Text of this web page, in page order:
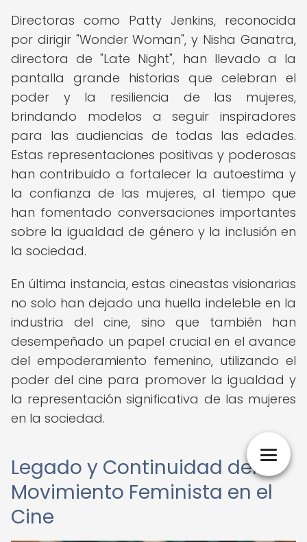
Directoras como Patty Jenkins, reconocida
por dirigir "Wonder Woman", y Nisha Ganatra,
directora de "Late Night", han llevado a la
pantalla grande historias que celebran el
poder y la resiliencia de las mujeres,
brindando modelos a seguir inspiradores
para las audiencias de todas las edades.
Estas representaciones positivas y poderosas
han contribuido a fortalecer la autoestima y
la confianza de las mujeres, al tiempo que
han fomentado conversaciones importantes
sobre la igualdad de género y la inclusión en
la sociedad.
En última instancia, estas cineastas visionarias
no solo han dejado una huella indeleble en la
industria del cine, sino que también han
desempeñado un papel crucial en el avance
del empoderamiento femenino, utilizando el
poder del cine para promover la igualdad y
la representación significativa de las mujeres
en la sociedad.
Legado y Continuidad del
Movimiento Feminista en el
Cine